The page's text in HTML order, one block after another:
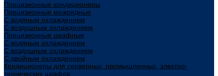
Прецизионные кондиционеры
Прецизионные межрядные
С водяным охлаждением
С воздушным охлаждением
Прецизионные шкафные
С водяным охлаждением
С воздушным охлаждением
С двойным охлаждением
Кондиционеры для серверных, промышленных, электро-
технических шкафов